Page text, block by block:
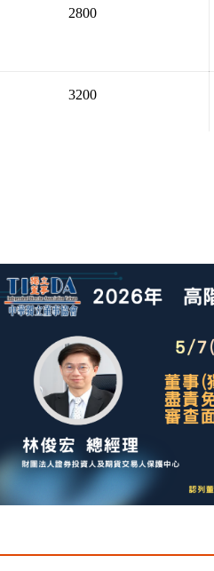
2800
3200